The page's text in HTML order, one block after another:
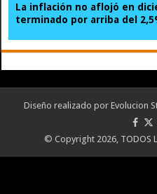
La inflación no aflojó en
terminado por arriba del
Diseño realizado por Evolucion
© Copyright 2026, TODOS